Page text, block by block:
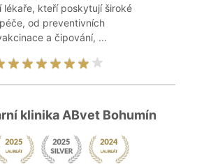
lékaře, kteří poskytují široké
od preventivních
a čipování, ...
klinika ABvet Bohumín